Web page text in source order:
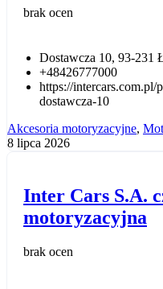
brak ocen
Dostawcza 10, 93-231
+48426777000
https://
dostawcza-10
Akcesoria motoryzacyjne,
8 lipca 2026
Inter Cars S.A.
motoryzacyjna
brak ocen